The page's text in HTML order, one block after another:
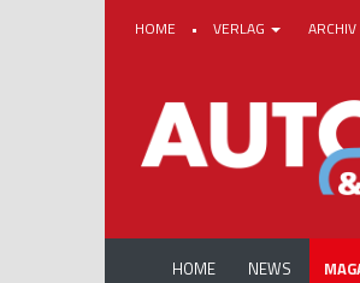
HOME • VERLAG ARCHIV
HOME NEWS